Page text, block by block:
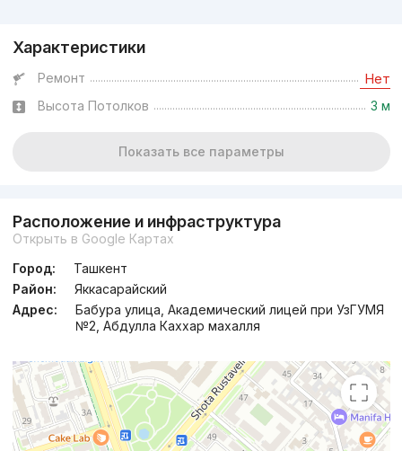
Характеристики
Ремонт Нет
Высота Потолков 3 м
Показать все параметры
Расположение и инфраструктура
Открыть в Google Картах
Город:
Ташкент
Район:
Яккасарайский
Адрес:
Бабура улица, Академический лицей при УзГУМЯ
№2, Абдулла Каххар махалля